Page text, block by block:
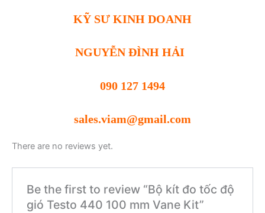
KỸ SƯ KINH DOANH
NGUYỄN ĐÌNH HẢI
090 127 1494
sales.viam@gmail.com
There are no reviews yet.
Be the first to review “Bộ kít đo tốc độ
gió Testo 440 100 mm Vane Kit”